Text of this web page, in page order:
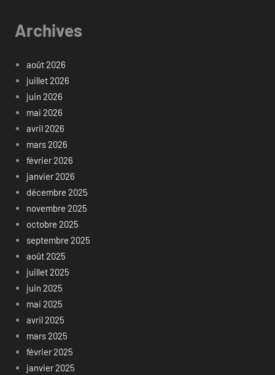
Archives
août 2026
juillet 2026
juin 2026
mai 2026
avril 2026
mars 2026
février 2026
janvier 2026
décembre 2025
novembre 2025
octobre 2025
septembre 2025
août 2025
juillet 2025
juin 2025
mai 2025
avril 2025
mars 2025
février 2025
janvier 2025